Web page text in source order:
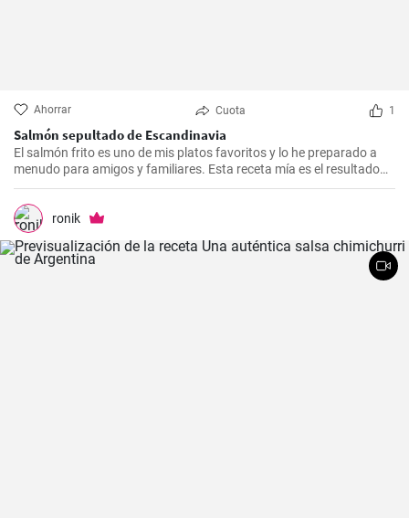
Ahorrar Cuota 1
Salmón sepultado de Escandinavia
El salmón frito es uno de mis platos favoritos y lo he preparado a
menudo para amigos y familiares. Esta receta mía es el resultado
de mucha experimentación y personalización. Lo sorprendente es
que es increíblemente fácil de hacer y, a la vez, tan sabrosa e
impresionante. Un trozo de filete de salmón fresco se marina en un
encurtido picante y está listo para servir al cabo de dos días.
ronik